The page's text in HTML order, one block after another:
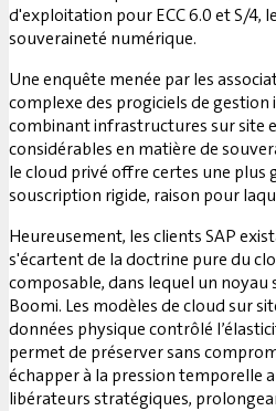
d'exploitation pour ECC 6.0 et S/4,
souveraineté numérique.
Une enquête menée par les
complexe des progiciels de
combinant infrastructures sur site
considérables en matière de
le cloud privé offre certes une plus
souscription rigide, raison pour
Heureusement, les clients SAP
s'écartent de la doctrine pure du
composable, dans lequel un
Boomi. Les modèles de cloud sur
données physique contrôlé
permet de préserver sans
échapper à la pression temporelle
libérateurs stratégiques,